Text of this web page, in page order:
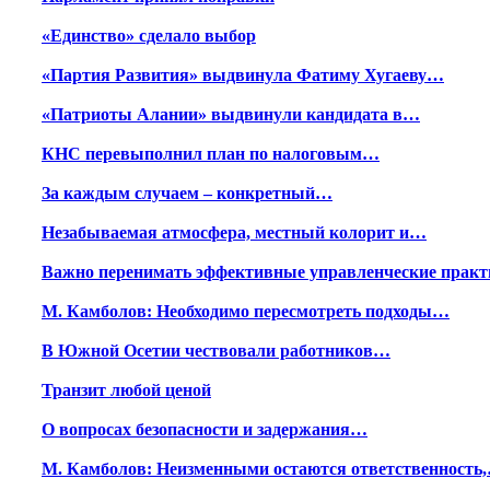
«Единство» сделало выбор
«Партия Развития» выдвинула Фатиму Хугаеву…
«Патриоты Алании» выдвинули кандидата в…
КНС перевыполнил план по налоговым…
За каждым случаем – конкретный…
Незабываемая атмосфера, местный колорит и…
Важно перенимать эффективные управленческие
М. Камболов: Необходимо пересмотреть подходы…
В Южной Осетии чествовали работников…
Транзит любой ценой
О вопросах безопасности и задержания…
М. Камболов: Неизменными остаются